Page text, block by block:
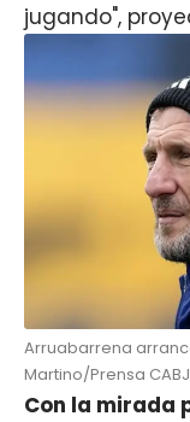
jugando",
Arruabarrena
Martino/Prensa
Con la mirada